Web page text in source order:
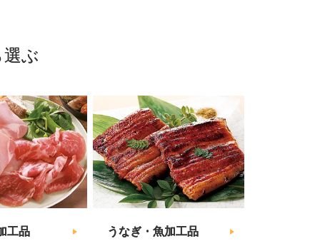
ぶ
工品 うなぎ・魚加工品